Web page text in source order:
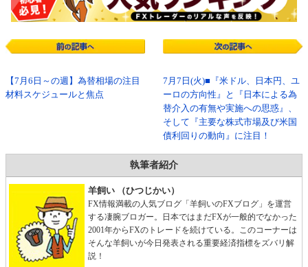
【7月6日～の週】為替相場の注目
材料スケジュールと焦点
7月7日(火)■『米ドル、日本円、ユ
ーロの方向性』と『日本による為
替介入の有無や実施への思惑』、
そして『主要な株式市場及び米国
債利回りの動向』に注目！
執筆者紹介
羊飼い （ひつじかい）
FX情報満載の人気ブログ「羊飼いのFXブログ」を運営
する凄腕ブロガー。日本ではまだFXが一般的でなかった
2001年からFXのトレードを続けている。このコーナーは
そんな羊飼いが今日発表される重要経済指標をズバリ解
説！